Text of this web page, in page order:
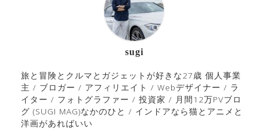
sugi
旅と冒険とクルマとガジェットが好きな27歳 個人事業
主 / ブロガー / アフィリエイト / Webデザイナー / ラ
イター / フォトグラファー / 投資家 / 月間12万PVブロ
グ (SUGI MAG)なかのひと / インドアなら猫とアニメと
洋画があればいい